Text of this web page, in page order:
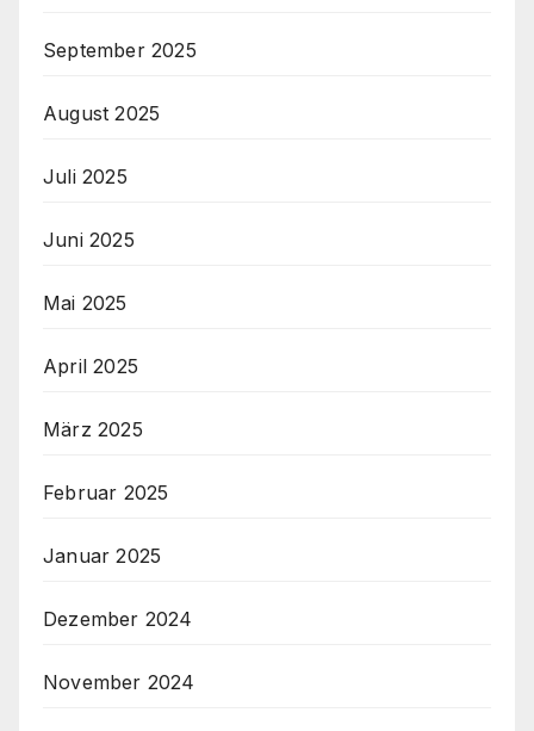
September 2025
August 2025
Juli 2025
Juni 2025
Mai 2025
April 2025
März 2025
Februar 2025
Januar 2025
Dezember 2024
November 2024